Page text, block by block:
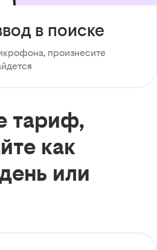
в поиске
произнесите
тариф,
как
или